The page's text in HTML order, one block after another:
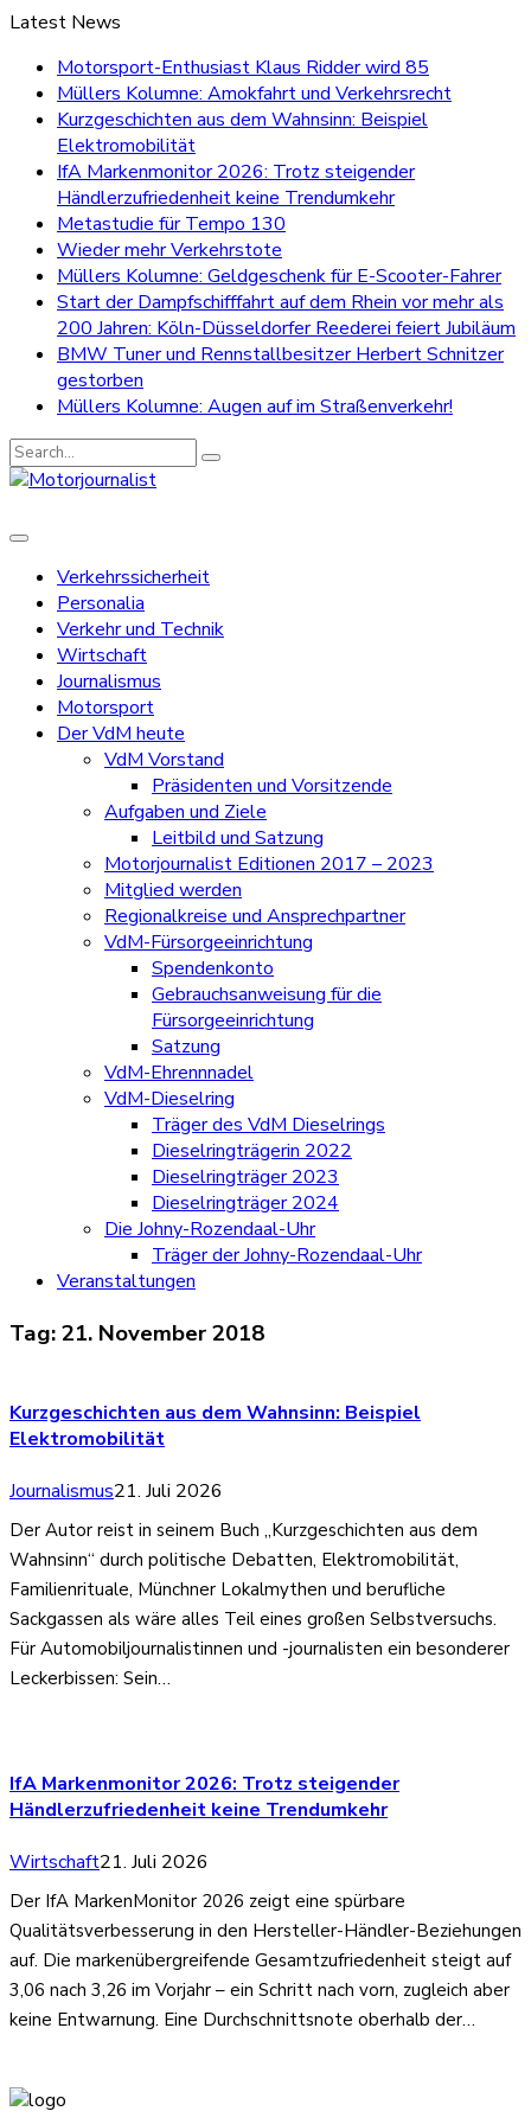
Latest News
Motorsport-Enthusiast Klaus Ridder wird 85
Müllers Kolumne: Amokfahrt und Verkehrsrecht
Kurzgeschichten aus dem Wahnsinn: Beispiel
Elektromobilität
IfA Markenmonitor 2026: Trotz steigender
Händlerzufriedenheit keine Trendumkehr
Metastudie für Tempo 130
Wieder mehr Verkehrstote
Müllers Kolumne: Geldgeschenk für E-Scooter-Fahrer
Start der Dampfschifffahrt auf dem Rhein vor mehr als
200 Jahren: Köln-Düsseldorfer Reederei feiert Jubiläum
BMW Tuner und Rennstallbesitzer Herbert Schnitzer
gestorben
Müllers Kolumne: Augen auf im Straßenverkehr!
Search
for:
Verkehrssicherheit
Personalia
Verkehr und Technik
Wirtschaft
Journalismus
Motorsport
Der VdM heute
VdM Vorstand
Präsidenten und Vorsitzende
Aufgaben und Ziele
Leitbild und Satzung
Motorjournalist Editionen 2017 – 2023
Mitglied werden
Regionalkreise und Ansprechpartner
VdM-Fürsorgeeinrichtung
Spendenkonto
Gebrauchsanweisung für die
Fürsorgeeinrichtung
Satzung
VdM-Ehrennnadel
VdM-Dieselring
Träger des VdM Dieselrings
Dieselringträgerin 2022
Dieselringträger 2023
Dieselringträger 2024
Die Johny-Rozendaal-Uhr
Träger der Johny-Rozendaal-Uhr
Veranstaltungen
Tag:21. November 2018
Kurzgeschichten aus dem Wahnsinn: Beispiel
Elektromobilität
Journalismus21. Juli 2026
Der Autor reist in seinem Buch „Kurzgeschichten aus dem
Wahnsinn“ durch politische Debatten, Elektromobilität,
Familienrituale, Münchner Lokalmythen und berufliche
Sackgassen als wäre alles Teil eines großen Selbstversuchs.
Für Automobiljournalistinnen und -journalisten ein besonderer
Leckerbissen: Sein…
IfA Markenmonitor 2026: Trotz steigender
Händlerzufriedenheit keine Trendumkehr
Wirtschaft21. Juli 2026
Der IfA MarkenMonitor 2026 zeigt eine spürbare
Qualitätsverbesserung in den Hersteller-Händler-Beziehungen
auf. Die markenübergreifende Gesamtzufriedenheit steigt auf
3,06 nach 3,26 im Vorjahr – ein Schritt nach vorn, zugleich aber
keine Entwarnung. Eine Durchschnittsnote oberhalb der…